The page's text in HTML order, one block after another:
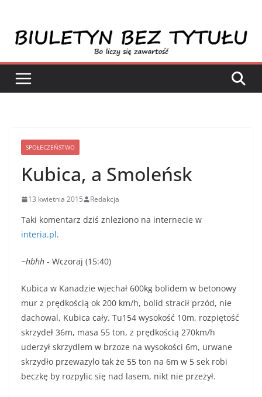
treści
SPOŁECZEŃSTWO
Kubica, a Smoleńsk
13 kwietnia 2015 Redakcja
Taki komentarz dziś znleziono na internecie w
interia.pl.
~hbhh - Wczoraj (15:40)
Kubica w Kanadzie wjechał 600kg bolidem w betonowy
mur z prędkością ok 200 km/h, bolid stracił przód, nie
dachowal, Kubica cały. Tu154 wysokość 10m, rozpiętość
skrzydeł 36m, masa 55 ton, z prędkością 270km/h
uderzył skrzydlem w brzoze na wysokości 6m, urwane
skrzydło przewazylo tak że 55 ton na 6m w 5 sek robi
beczkę by rozpylic się nad lasem, nikt nie przeżył.